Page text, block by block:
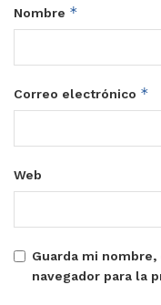
Nombre *
Correo electrónico *
Web
Guarda mi
navegador para la